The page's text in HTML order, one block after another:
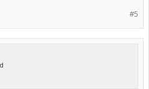
#5